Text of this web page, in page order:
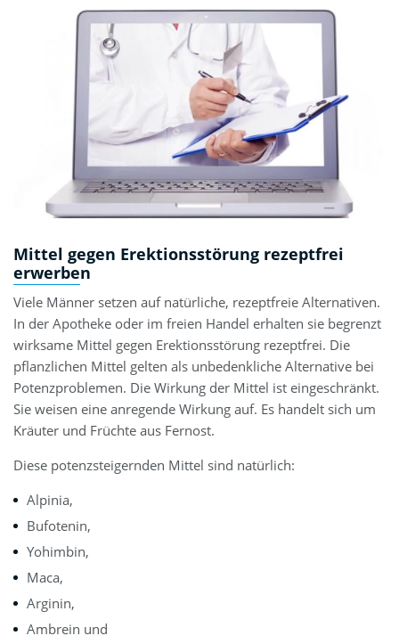
Mittel gegen Erektionsstörung rezeptfrei
erwerben
Viele Männer setzen auf natürliche, rezeptfreie Alternativen.
In der Apotheke oder im freien Handel erhalten sie begrenzt
wirksame Mittel gegen Erektionsstörung rezeptfrei. Die
pflanzlichen Mittel gelten als unbedenkliche Alternative bei
Potenzproblemen. Die Wirkung der Mittel ist eingeschränkt.
Sie weisen eine anregende Wirkung auf. Es handelt sich um
Kräuter und Früchte aus Fernost.
Diese potenzsteigernden Mittel sind natürlich:
Alpinia,
Bufotenin,
Yohimbin,
Maca,
Arginin,
Ambrein und